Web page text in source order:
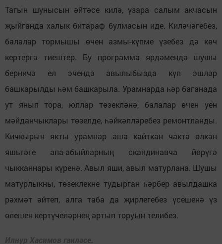
Тагын шунысын әйтәсе килә, үзара салым акчасын
җыйганда халык битараф булмасын иде. Киләчәгебез,
балалар тормышы өчен азмы-күпме үзебез дә көч
кертергә тиештер. Бу программа ярдәмендә шушы
берничә ел эчендә авылыбызда күп эшләр
башкарылды һәм башкарыла. Урамнарда һәр баганада
ут янып тора, юллар төзекләнә, балалар өчен уен
мәйданчыклары төзелде, һәйкәлләребез ремонтланды.
Кичкырын якты урамнар аша кайткан чакта өлкән
яшьтәге апа-абыйларның скандинавча йөрүгә
чыкканнары күренә. Авыл яши, авыл матурлана. Шушы
матурлыкны, төзеклекне тудырган һәрбер авылдашка
рәхмәт әйтеп, алга таба да җирлегебез үсешенә үз
өлешен кертүчеләрнең артып торуын телибез.
Илнур Хасимов гаиләсе.